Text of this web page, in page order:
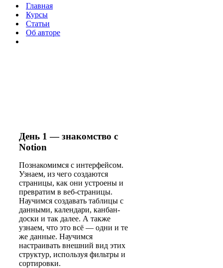
Главная
Курсы
Статьи
Об авторе
День 1 — знакомство с
Notion
Познакомимся с интерфейсом.
Узнаем, из чего создаются
страницы, как они устроены и
превратим в веб-страницы.
Научимся создавать таблицы с
данными, календари, канбан-
доски и так далее. А также
узнаем, что это всё — одни и те
же данные. Научимся
настраивать внешний вид этих
структур, используя фильтры и
сортировки.